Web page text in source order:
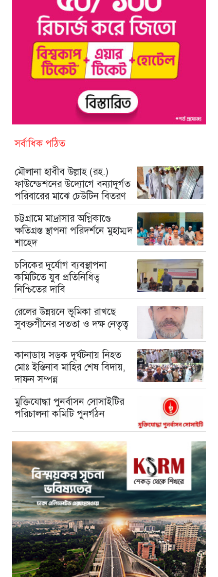
সর্বাধিক পঠিত
মৌলানা হাবীব উল্লাহ (রহ.)
ফাউন্ডেশনের উদ্যোগে বন্যাদুর্গত
পরিবারের মাঝে ঢেউটিন বিতরণ
চট্টগ্রামে মাদ্রাসার অগ্নিকাণ্ডে
ক্ষতিগ্রস্ত স্থাপনা পরিদর্শনে মুহাম্মদ
শাহেদ
চসিকের দুর্যোগ ব্যবস্থাপনা
কমিটিতে যুব প্রতিনিধিত্ব
নিশ্চিতের দাবি
রেলের উন্নয়নে ভূমিকা রাখছে
সুবক্তগীনের সততা ও দক্ষ নেতৃত্ব
কানাডায় সড়ক দূর্ঘটনায় নিহত
মোঃ ইস্তিনাব মাহির শেষ বিদায়,
দাফন সম্পন্ন
মুক্তিযোদ্ধা পুনর্বাসন সোসাইটির
পরিচালনা কমিটি পুনর্গঠন